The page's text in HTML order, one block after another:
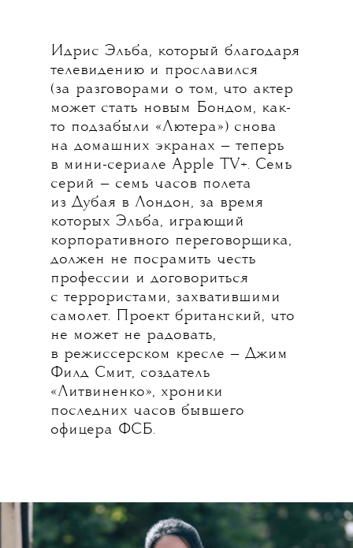
Идрис Эльба, который благодаря
телевидению и прославился
(за разговорами о том, что актер
может стать новым Бондом, как-
то подзабыли «Лютера») снова
на домашних экранах — теперь
в мини-сериале Apple TV+. Семь
серий — семь часов полета
из Дубая в Лондон, за время
которых Эльба, играющий
корпоративного переговорщика,
должен не посрамить честь
профессии и договориться
с террористами, захватившими
самолет. Проект британский, что
не может не радовать,
в режиссерском кресле — Джим
Филд Смит, создатель
«Литвиненко», хроники
последних часов бывшего
офицера ФСБ.